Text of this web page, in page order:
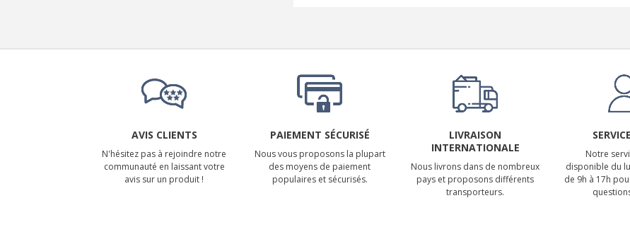
AVIS CLIENTS
N'hésitez pas à rejoindre notre
communauté en laissant votre
avis sur un produit !
PAIEMENT SÉCURISÉ
Nous vous proposons la plupart
des moyens de paiement
populaires et sécurisés.
LIVRAISON
INTERNATIONALE
Nous livrons dans de nombreux
pays et proposons différents
transporteurs.
Notre
disponible du
de 9h à 17h